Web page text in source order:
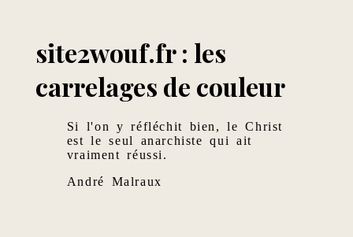
site2wouf.fr : les
carrelages de couleur
Si l'on y réfléchit bien, le Christ
est le seul anarchiste qui ait
vraiment réussi.
André Malraux